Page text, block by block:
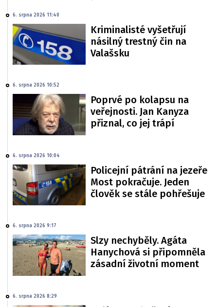
6. srpna 2026 11:40
Kriminalisté vyšetřují
násilný trestný čin na
Valašsku
6. srpna 2026 10:52
Poprvé po kolapsu na
veřejnosti. Jan Kanyza
přiznal, co jej trápí
6. srpna 2026 10:04
Policejní pátrání na jezeře
Most pokračuje. Jeden
člověk se stále pohřešuje
6. srpna 2026 9:17
Slzy nechyběly. Agáta
Hanychová si připomněla
zásadní životní moment
6. srpna 2026 8:29